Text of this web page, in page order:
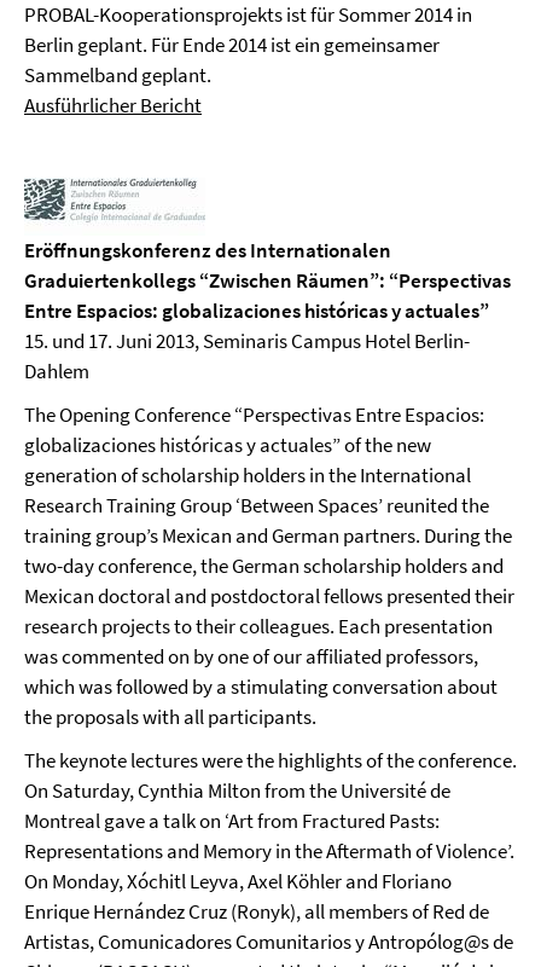
PROBAL-Kooperationsprojekts ist für Sommer 2014 in
Berlin geplant. Für Ende 2014 ist ein gemeinsamer
Sammelband geplant.
Ausführlicher Bericht
Eröffnungskonferenz des Internationalen
Graduiertenkollegs “Zwischen Räumen”: “Perspectivas
Entre Espacios: globalizaciones históricas y actuales”
15. und 17. Juni 2013, Seminaris Campus Hotel Berlin-
Dahlem
The Opening Conference “Perspectivas Entre Espacios:
globalizaciones históricas y actuales” of the new
generation of scholarship holders in the International
Research Training Group ‘Between Spaces’ reunited the
training group’s Mexican and German partners. During the
two-day conference, the German scholarship holders and
Mexican doctoral and postdoctoral fellows presented their
research projects to their colleagues. Each presentation
was commented on by one of our affiliated professors,
which was followed by a stimulating conversation about
the proposals with all participants.
The keynote lectures were the highlights of the conference.
On Saturday, Cynthia Milton from the Université de
Montreal gave a talk on ‘Art from Fractured Pasts:
Representations and Memory in the Aftermath of Violence’.
On Monday, Xóchitl Leyva, Axel Köhler and Floriano
Enrique Hernández Cruz (Ronyk), all members of Red de
Artistas, Comunicadores Comunitarios y Antropólog@s de